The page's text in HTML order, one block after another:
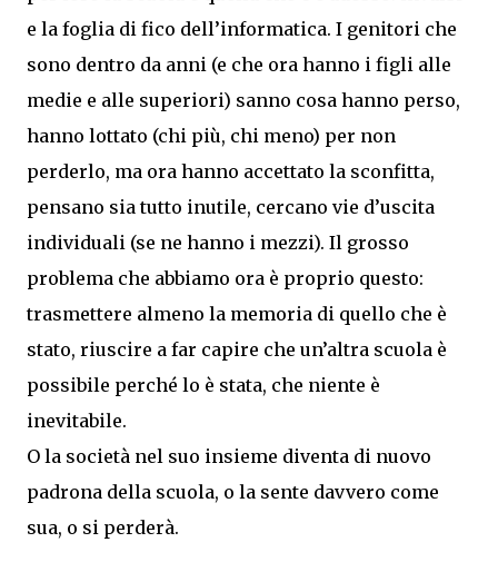
e la foglia di fico dell’informatica. I genitori che
sono dentro da anni (e che ora hanno i figli alle
medie e alle superiori) sanno cosa hanno perso,
hanno lottato (chi più, chi meno) per non
perderlo, ma ora hanno accettato la sconfitta,
pensano sia tutto inutile, cercano vie d’uscita
individuali (se ne hanno i mezzi). Il grosso
problema che abbiamo ora è proprio questo:
trasmettere almeno la memoria di quello che è
stato, riuscire a far capire che un’altra scuola è
possibile perché lo è stata, che niente è
inevitabile.
O la società nel suo insieme diventa di nuovo
padrona della scuola, o la sente davvero come
sua, o si perderà.